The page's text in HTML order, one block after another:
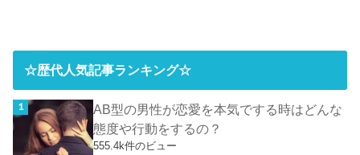
☆歴代人気記事ランキング☆
AB型の男性が恋愛を本気でする時はどんな
態度や行動をするの？
555.4k件のビュー